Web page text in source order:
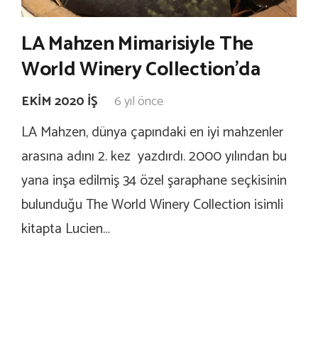
LA Mahzen Mimarisiyle The
World Winery Collection’da
EKIM 2020 İŞ 6 yıl önce
LA Mahzen, dünya çapındaki en iyi mahzenler
arasına adını 2. kez yazdırdı. 2000 yılından bu
yana inşa edilmiş 34 özel şaraphane seçkisinin
bulunduğu The World Winery Collection isimli
kitapta Lucien…